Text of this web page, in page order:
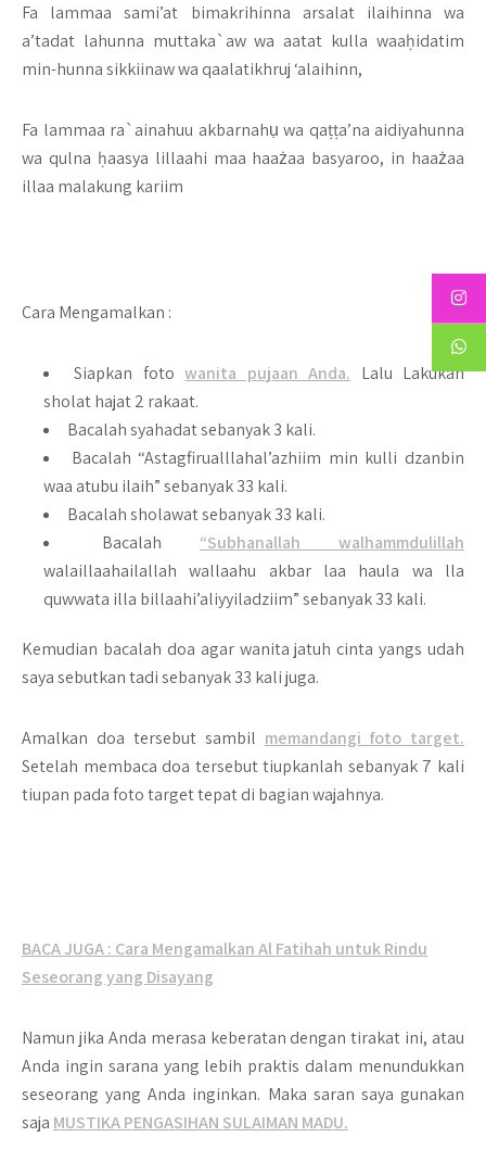
Fa lammaa sami’at bimakrihinna arsalat ilaihinna wa
a’tadat lahunna muttaka`aw wa aatat kulla waaḥidatim
min-hunna sikkiinaw wa qaalatikhruj ‘alaihinn,
Fa lammaa ra`ainahuu akbarnahụ wa qaṭṭa’na aidiyahunna
wa qulna ḥaasya lillaahi maa haażaa basyaroo, in haażaa
illaa malakung kariim
Cara Mengamalkan :
Siapkan fotowanita pujaan Anda. Lalu Lakukan
sholat hajat 2 rakaat.
Bacalah syahadat sebanyak 3 kali.
Bacalah “Astagfirualllahal’azhiim min kulli dzanbin
waa atubu ilaih” sebanyak 33 kali.
Bacalah sholawat sebanyak 33 kali.
Bacalah “Subhanallah walhammdulillah
walaillaahailallah wallaahu akbar laa haula wa lla
quwwata illa billaahi’aliyyiladziim” sebanyak 33 kali.
Kemudian bacalah doa agar wanita jatuh cinta yangs udah
saya sebutkan tadi sebanyak 33 kali juga.
Amalkan doa tersebut sambil memandangi foto target.
Setelah membaca doa tersebut tiupkanlah sebanyak 7 kali
tiupan pada foto target tepat di bagian wajahnya.
BACA JUGA : Cara Mengamalkan Al Fatihah untuk Rindu
Seseorang yang Disayang
Namun jika Anda merasa keberatan dengan tirakat ini, atau
Anda ingin sarana yang lebih praktis dalam menundukkan
seseorang yang Anda inginkan. Maka saran saya gunakan
saja MUSTIKA PENGASIHAN SULAIMAN MADU.